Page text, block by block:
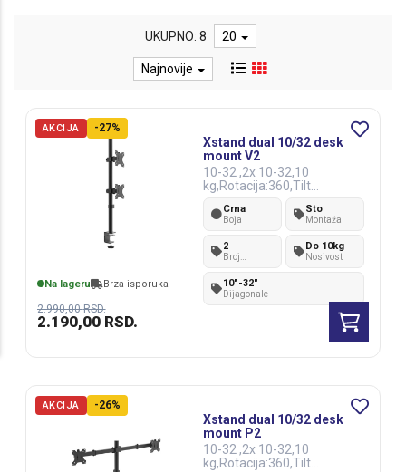
UKUPNO: 8 20
Najnovije
AKCIJA -27%
Na lageru Brza isporuka
2.990,00RSD.
2.190,00 RSD.
Xstand dual 10/32 desk
mount V2
10-32 ,2x 10-32,10
kg,Rotacija:360,Tilt
Crna
Boja
Sto
Montaža
2
Broj
Do 10kg
Nosivost
10"-32"
Dijagonale
AKCIJA -26%
Xstand dual 10/32 desk
mount P2
10-32 ,2x 10-32,10
kg,Rotacija:360,Tilt